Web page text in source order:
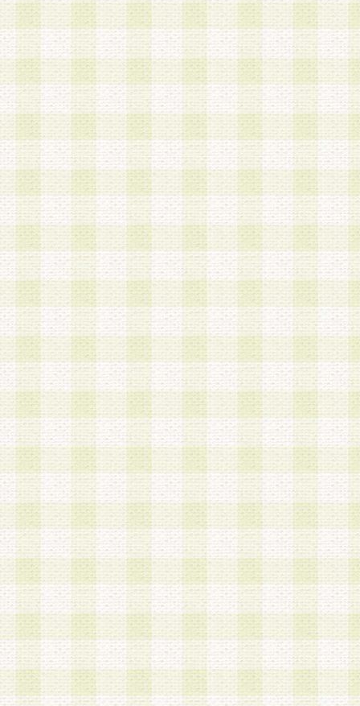
す。なお、これら事項以外の目的で個人情報を利
かじめ会員の同意を得たうえで利用するものとし
a.本サービスの実施または運営
b.本サービスに係る謝礼、景品、調査サンプル品
c.会員からの電話、メール等の問い合わせなどへ
d.その他これらに付随する業務
2.当社は、会員個人を識別することのできる情報
会員情報を本人の承諾なく第三者に開示すること
人を識別できる情報について第三者に開示または
社は事前に会員本人の同意を得るものとします。
3.前項の定めに拘わらず、当社は、以下の目的に
意を 得ることなく、会員個人を識別できる情報
づき選定した委託業者に対して当社の責任におい
できるものとします。な お、当社は、当該委託
契約を締結しこれを遵守させるとともに、本規約
の注意をもって当該情報を使用させるものとし ま
a.本サービスに係る謝礼、景品、調査サンプル品
b.会員からの電話、メール等の問い合わせなどへ
c.モバイルリサーチ、またはグループ形式による
実施もしくは運営
d.その他これらに付随する業務
4.会員は、住所、電話番号その他の登録情報につ
合は、速やかに当社所定の変更手続きを行うもの
5.当社は、必要と認めた場合、会員に対して、電
手段により登録情報の対象者が会員登録者本人で
の内容が正確であること、アンケートの回答内容
うことができるものとます。
6.会員は、会員登録後当社が定期的に行う登録情
して、当社指定の期間内に更新手続きを行うもの
該期間内に更新手続きを行わない場合、その時点
発行したポイントは失効されるものとします。